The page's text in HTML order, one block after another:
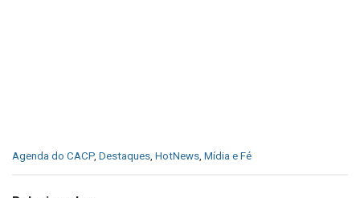
C
Agenda do CACP, Destaques HotNews Mídia e Fé